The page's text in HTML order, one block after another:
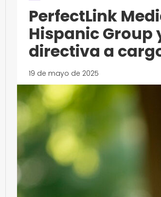
PerfectLink
Hispanic Group
directiva a
19 de mayo de 2025